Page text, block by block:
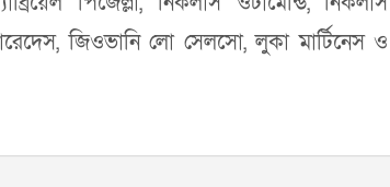
জিওভানি লো সেলসো, লুকা মার্টিনেস ও